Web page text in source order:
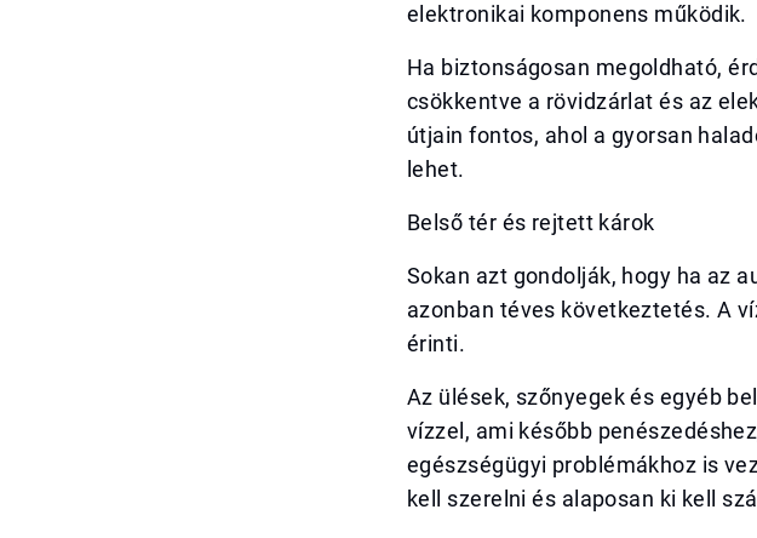
elektronikai komponens működik.
Ha biztonságosan megoldható,
csökkentve a rövidzárlat és az
útjain fontos, ahol a gyorsan
lehet.
Belső tér és rejtett károk
Sokan azt gondolják, hogy ha az
azonban téves következtetés. A
érinti.
Az ülések, szőnyegek és egyéb
vízzel, ami később
egészségügyi problémákhoz is
kell szerelni és alaposan ki kell